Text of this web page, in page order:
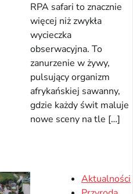
RPA safari to znacznie
więcej niż zwykła
wycieczka
obserwacyjna. To
zanurzenie w żywy,
pulsujący organizm
afrykańskiej sawanny,
gdzie każdy świt maluje
nowe sceny na tle […]
Aktualności